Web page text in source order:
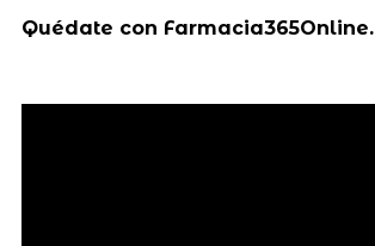
Quédate con Farmacia365Online.